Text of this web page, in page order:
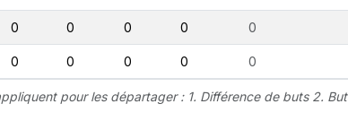
0 0 0 0 0
0 0 0 0 0
pour les départager : 1. Différence de buts 2.